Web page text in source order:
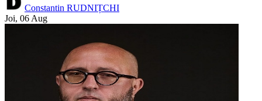
Constantin RUDNIȚCHI
Joi, 06 Aug